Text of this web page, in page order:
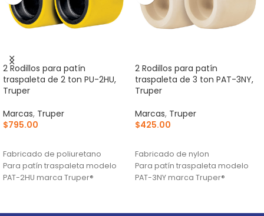
2 Rodillos para patín
traspaleta de 2 ton PU-2HU,
Truper
Marcas, Truper
$795.00
Fabricado de poliuretano
Para patín traspaleta modelo
PAT-2HU marca Truper®
2 Rodillos para patín
traspaleta de 3 ton PAT-3NY,
Truper
Marcas, Truper
$425.00
Fabricado de nylon
Para patín traspaleta modelo
PAT-3NY marca Truper®